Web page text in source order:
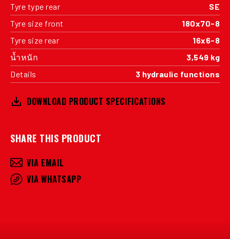
Tyre type rear
SE
Tyre size front
180x70-8
Tyre size rear
16x6-8
น้ำหนัก
3,549 kg
Details
3 hydraulic functions
DOWNLOAD PRODUCT SPECIFICATIONS
SHARE THIS PRODUCT
VIA EMAIL
VIA WHATSAPP